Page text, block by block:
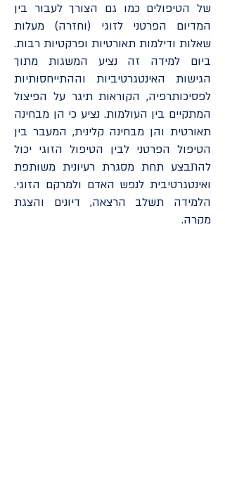
של הטיפולים כמו גם הצורך לעבור בין
המדיום הפרטני לזוגי (וחזרה) מעלות
שאלות ודילמות תאורטיות ופרקטיות רבות.
ביום למידה זה נציע המשגות מתוך
הגישות האינטגרטיביות וההתייחסותיות
לפסיכותרפיה, הקוראות תיגר על הפיצול
המתקיים בין העולמות. נציע כי הן מבחינה
תאורטית והן מבחינה קלינית, המעבר בין
הטיפול הפרטני לבין הטיפול הזוגי יכול
להתבצע תחת מסגרת רעיונית משותפת
ואינטגרטיבית לנפש האדם ולמרקם הזוגי.
הלמידה תשלב הרצאה, דיונים והצגת
מקרה.